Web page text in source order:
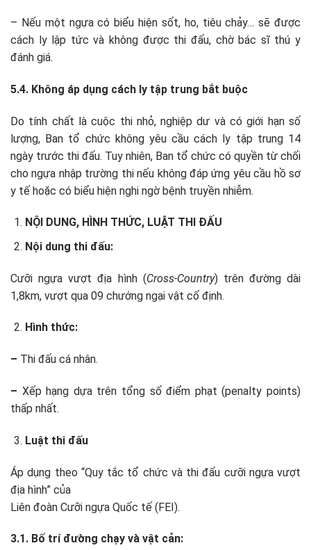
– Nếu một ngựa có biểu hiện sốt, ho, tiêu chảy… sẽ được
cách ly lập tức và không được thi đấu, chờ bác sĩ thú y
đánh giá.
5.4. Không áp dụng cách ly tập trung bắt buộc
Do tính chất là cuộc thi nhỏ, nghiệp dư và có giới hạn số
lượng, Ban tổ chức không yêu cầu cách ly tập trung 14
ngày trước thi đấu. Tuy nhiên, Ban tổ chức có quyền từ chối
cho ngựa nhập trường thi nếu không đáp ứng yêu cầu hồ sơ
y tế hoặc có biểu hiện nghi ngờ bệnh truyền nhiễm.
NỘI DUNG, HÌNH THỨC, LUẬT THI ĐẤU
Nội dung thi đấu:
Cưỡi ngựa vượt địa hình (Cross-Country) trên đường dài
1,8km, vượt qua 09 chướng ngại vật cố định.
Hình thức:
– Thi đấu cá nhân.
– Xếp hạng dựa trên tổng số điểm phạt (penalty points)
thấp nhất.
Luật thi đấu
Áp dụng theo “Quy tắc tổ chức và thi đấu cưỡi ngựa vượt
địa hình” của
Liên đoàn Cưỡi ngựa Quốc tế (FEI).
3.1. Bố trí đường chạy và vật cản: